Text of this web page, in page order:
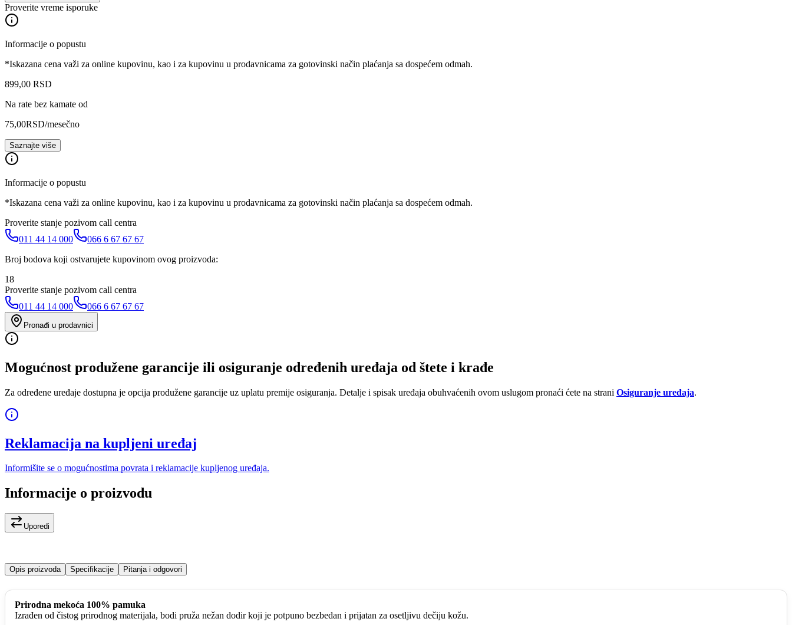
Proverite vreme isporuke
Informacije o popustu
*Iskazana cena važi za online kupovinu, kao i za kupovinu u prodavnicama za gotovinski način plaćanja sa dospećem odmah.
899,00 RSD
Na rate bez kamate od
75,00RSD/mesečno
Saznajte više
Informacije o popustu
*Iskazana cena važi za online kupovinu, kao i za kupovinu u prodavnicama za gotovinski način plaćanja sa dospećem odmah.
Proverite stanje pozivom call centra
011 44 14 000
066 6 67 67 67
Broj bodova koji ostvarujete kupovinom ovog proizvoda:
18
Proverite stanje pozivom call centra
011 44 14 000
066 6 67 67 67
Pronađi u prodavnici
Mogućnost produžene garancije ili osiguranje određenih uređaja od štete i krađe
Za određene uređaje dostupna je opcija produžene garancije uz uplatu premije osiguranja. Detalje i spisak uređaja obuhvaćenih ovom uslugom pronaći ćete na strani Osiguranje uređaja.
Reklamacija na kupljeni uređaj
Informišite se o mogućnostima povrata i reklamacije kupljenog uređaja.
Informacije o proizvodu
Uporedi
Opis proizvoda Specifikacije Pitanja i odgovori
Prirodna mekoća 100% pamuka
Izrađen od čistog prirodnog materijala, bodi pruža nežan dodir koji je potpuno bezbedan i prijatan za osetljivu dečiju kožu.